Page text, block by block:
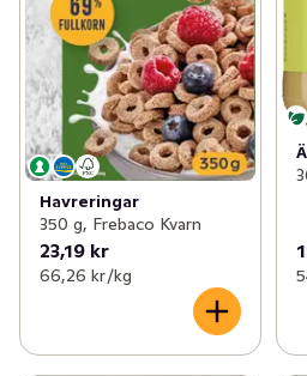
Havreringar
350 g, Frebaco Kvarn
23,19 kr
66,26 kr /kg